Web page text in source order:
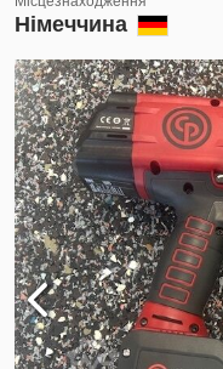
Німеччина